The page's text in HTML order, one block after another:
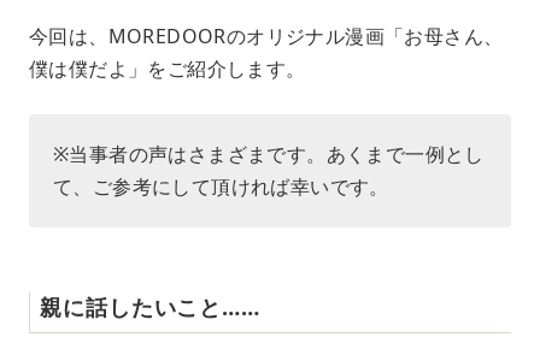
今回は、MOREDOORのオリジナル漫画「お母さん、
僕は僕だよ」をご紹介します。
※当事者の声はさまざまです。あくまで一例とし
て、ご参考にして頂ければ幸いです。
親に話したいこと……